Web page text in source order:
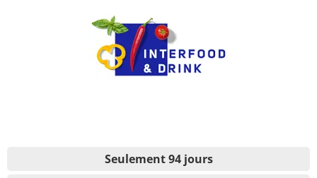
Seulement 94 jours